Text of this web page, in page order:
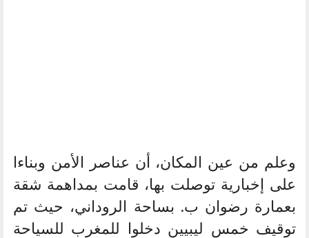
وعلم من عين المكان، أن عناصر الأمن وبناءا
على إخبارية توصلت بها، قامت بمداهمة شقة
بعمارة رضوان ب. بساحة الروداني، حيث تم
توقيف خمس ليبيين دخلوا للمغرب للسياحة